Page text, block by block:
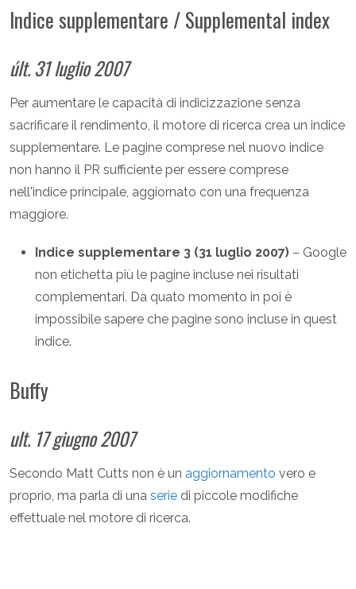
Indice supplementare / Supplemental index
últ. 31 luglio 2007
Per aumentare le capacità di indicizzazione senza
sacrificare il rendimento, il motore di ricerca crea un indice
supplementare. Le pagine comprese nel nuovo indice
non hanno il PR sufficiente per essere comprese
nell'indice principale, aggiornato con una frequenza
maggiore.
Indice supplementare 3 (31 luglio 2007) – Google
non etichetta più le pagine incluse nei risultati
complementari. Da quato momento in poi è
impossibile sapere che pagine sono incluse in quest
indice.
Buffy
ult. 17 giugno 2007
Secondo Matt Cutts non è un aggiornamento vero e
proprio, ma parla di una serie di piccole modifiche
effettuale nel motore di ricerca.